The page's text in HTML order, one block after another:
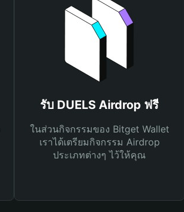
รับ DUELS Airdrop ฟรี
ในส่วนกิจกรรมของ Bitget Wallet
เราได้เตรียมกิจกรรม Airdrop
ประเภทต่างๆ ไว้ให้คุณ